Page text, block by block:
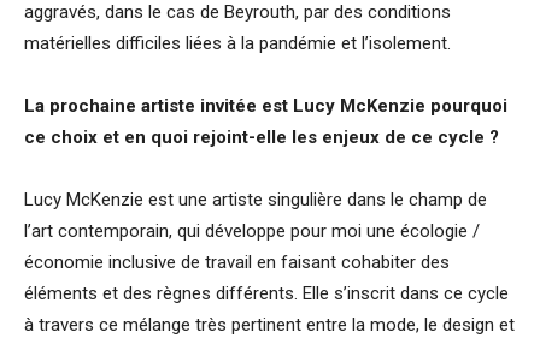
aggravés, dans le cas de Beyrouth, par des conditions
matérielles difficiles liées à la pandémie et l’isolement.
La prochaine artiste invitée est Lucy McKenzie pourquoi
ce choix et en quoi rejoint-elle les enjeux de ce cycle ?
Lucy McKenzie est une artiste singulière dans le champ de
l’art contemporain, qui développe pour moi une écologie /
économie inclusive de travail en faisant cohabiter des
éléments et des règnes différents. Elle s’inscrit dans ce cycle
à travers ce mélange très pertinent entre la mode, le design et